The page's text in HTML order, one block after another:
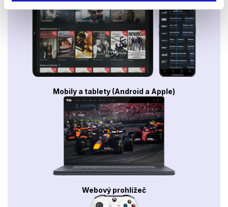
Mobily a tablety (Android a Apple)
Webový prohlížeč